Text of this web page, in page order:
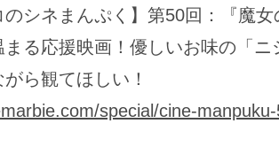
のシネまんぷく】第50回：『魔
まる応援映画！優しいお味の「
ら観てほしい！
special/cine-